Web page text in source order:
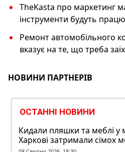
TheKasta про маркетинг
інструменти будуть
Ремонт автомобільного
вказує на те, що треба
НОВИНИ ПАРТНЕРІВ
ОСТАННІ НОВИНИ
Кидали пляшки та меблі у
Харкові затримали сімох
у гуртожитку